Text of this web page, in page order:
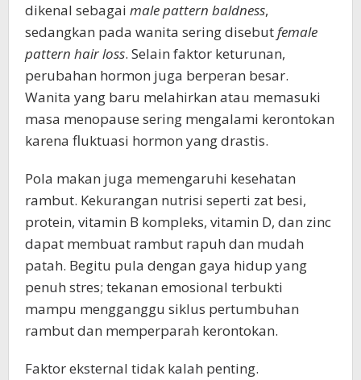
dikenal sebagai male pattern baldness,
sedangkan pada wanita sering disebutfemale
pattern hair loss. Selain faktor keturunan,
perubahan hormon juga berperan besar.
Wanita yang baru melahirkan atau memasuki
masa menopause sering mengalami kerontokan
karena fluktuasi hormon yang drastis.
Pola makan juga memengaruhi kesehatan
rambut. Kekurangan nutrisi seperti zat besi,
protein, vitamin B kompleks, vitamin D, dan zinc
dapat membuat rambut rapuh dan mudah
patah. Begitu pula dengan gaya hidup yang
penuh stres; tekanan emosional terbukti
mampu mengganggu siklus pertumbuhan
rambut dan memperparah kerontokan.
Faktor eksternal tidak kalah penting.